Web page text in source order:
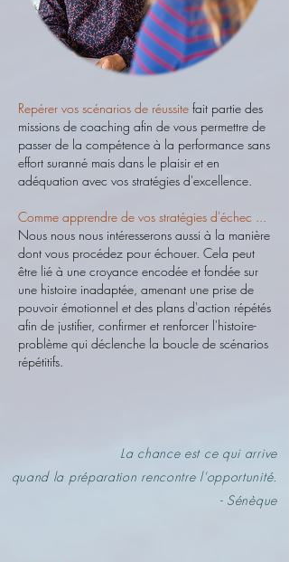
Repérer vos scénarios de réussite fait partie des
missions de coaching afin de vous permettre de
passer de la compétence à la performance sans
effort suranné mais dans le plaisir et en
adéquation avec vos stratégies d'excellence.
Comme apprendre de vos stratégies d'échec ...
Nous nous nous intéresserons aussi à la manière
dont vous procédez pour échouer. Cela peut
être lié à une croyance encodée et fondée sur
une histoire inadaptée, amenant une prise de
pouvoir émotionnel et des plans d'action répétés
afin de justifier, confirmer et renforcer l'histoire-
problème qui déclenche la boucle de scénarios
répétitifs.
La chance est ce qui arrive
quand la préparation rencontre l'opportunité.
- Sénèque